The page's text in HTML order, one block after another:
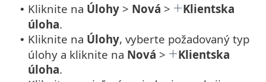
• Kliknite na Úlohy > Nová >
Klientska
úloha.
• Kliknite na Úlohy, vyberte požadovaný typ
úlohy a kliknite na Nová >
Klientska
úloha.